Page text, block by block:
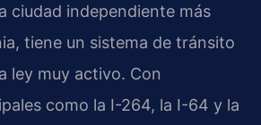
ciudad independiente más
tiene un sistema de tránsito
ley muy activo. Con
como la I-264, la I-64 y la